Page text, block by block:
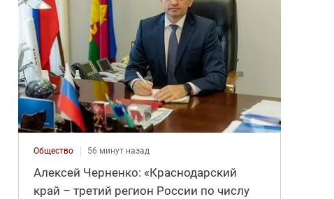
Общество 56 минут назад
Алексей Черненко: «Краснодарский
край – третий регион России по числу